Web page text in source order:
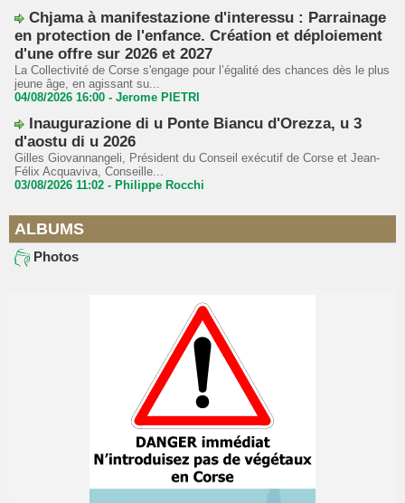
Chjama à manifestazione d'interessu : Parrainage
en protection de l'enfance. Création et déploiement
d'une offre sur 2026 et 2027
La Collectivité de Corse s'engage pour l’égalité des chances dès le plus
jeune âge, en agissant su...
04/08/2026 16:00 - Jerome PIETRI
Inaugurazione di u Ponte Biancu d'Orezza, u 3
d'aostu di u 2026
Gilles Giovannangeli, Président du Conseil exécutif de Corse et Jean-
Félix Acquaviva, Conseille...
03/08/2026 11:02 - Philippe Rocchi
ALBUMS
Photos